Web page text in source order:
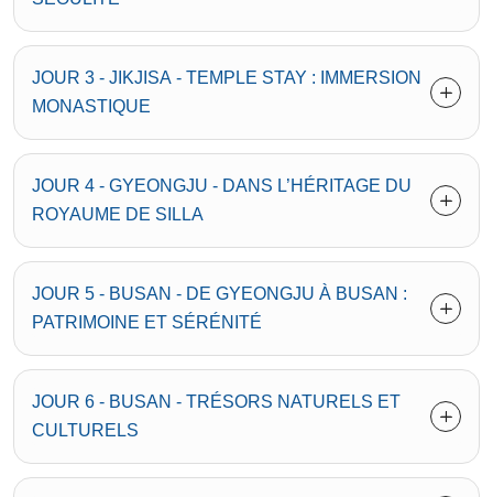
JOUR 3 - JIKJISA - TEMPLE STAY : IMMERSION
MONASTIQUE
JOUR 4 - GYEONGJU - DANS L’HÉRITAGE DU
ROYAUME DE SILLA
JOUR 5 - BUSAN - DE GYEONGJU À BUSAN :
PATRIMOINE ET SÉRÉNITÉ
JOUR 6 - BUSAN - TRÉSORS NATURELS ET
CULTURELS